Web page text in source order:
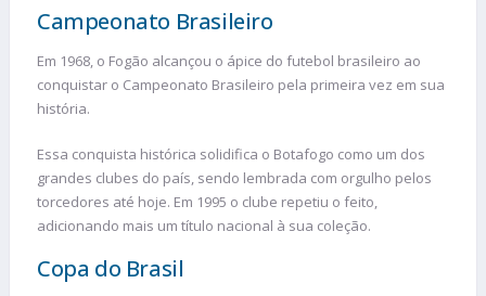
Campeonato Brasileiro
Em 1968, o Fogão alcançou o ápice do futebol brasileiro ao
conquistar o Campeonato Brasileiro pela primeira vez em sua
história.
Essa conquista histórica solidifica o Botafogo como um dos
grandes clubes do país, sendo lembrada com orgulho pelos
torcedores até hoje. Em 1995 o clube repetiu o feito,
adicionando mais um título nacional à sua coleção.
Copa do Brasil